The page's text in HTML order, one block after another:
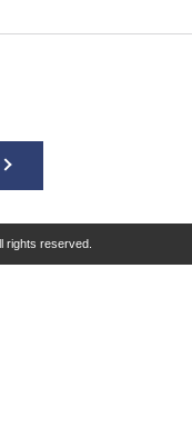
rights reserved.